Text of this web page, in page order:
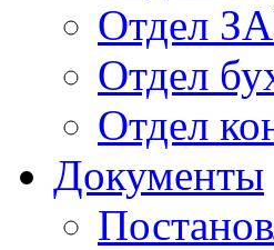
Отдел
Отдел
Отдел
Документы